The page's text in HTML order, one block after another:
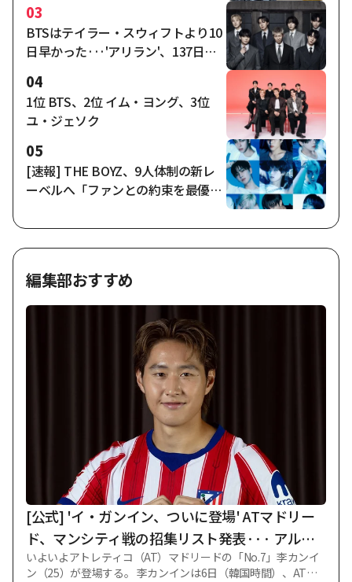
トライフ★バムTView]
03
BTSはテイラー・スウィフトより10
日早かった···'アリラン'、137日で4
04
1位 BTS、2位 イム・ヨング、3位
ユ・ジェソク
05
[速報] THE BOYZ、9人体制の新レ
ーベルへ「ファンとの約束を最優
編集部おすすめ
[公式] 'イ・ガンイン、ついに登場' ATマドリー
ド、マンシティ戦の招集リスト発表··· アルバ
レス・バエナらは除外
いよいよアトレティコ（AT）マドリードの「No.7」李カンイ
ン（25）が登場する。 李カンインは6日（韓国時間）、ATマ